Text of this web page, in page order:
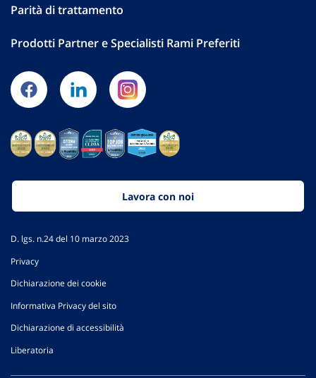
Parità di trattamento
Prodotti Partner e Specialisti Rami Preferiti
Lavora con noi
D. lgs. n.24 del 10 marzo 2023
Privacy
Dichiarazione dei cookie
Informativa Privacy del sito
Dichiarazione di accessibilità
Liberatoria